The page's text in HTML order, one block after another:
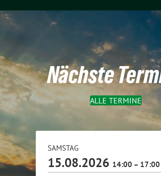
Nächste
ALLE TERMINE
SAMSTAG
15.08.2026 14:00 – 17:00